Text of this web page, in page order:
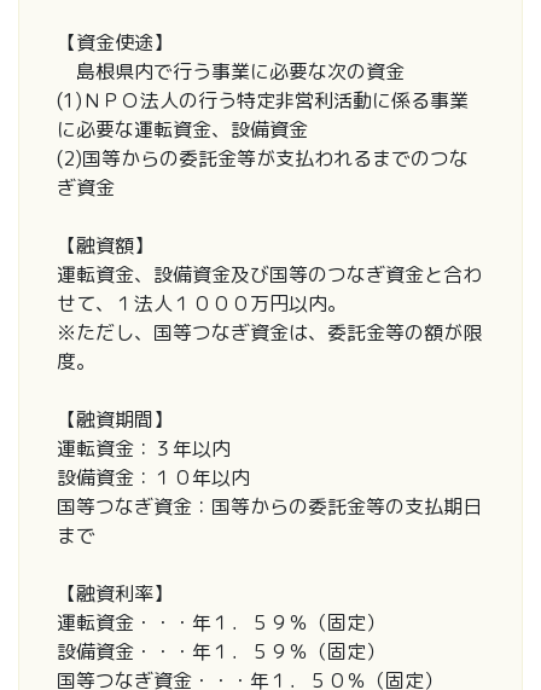
【資金使途】
島根県内で行う事業に必要な次の資金
(1)ＮＰＯ法人の行う特定非営利活動に係る事業
に必要な運転資金、設備資金
(2)国等からの委託金等が支払われるまでのつな
ぎ資金
【融資額】
運転資金、設備資金及び国等のつなぎ資金と合わ
せて、１法人１０００万円以内。
※ただし、国等つなぎ資金は、委託金等の額が限
度。
【融資期間】
運転資金：３年以内
設備資金：１０年以内
国等つなぎ資金：国等からの委託金等の支払期日
まで
【融資利率】
運転資金・・・年１．５９％（固定）
設備資金・・・年１．５９％（固定）
国等つなぎ資金・・・年１．５０％（固定）